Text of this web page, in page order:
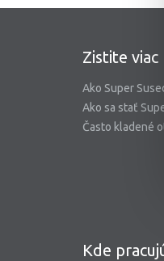
Zistite viac
Ako Super
Ako sa stať
Často kladené
Kde